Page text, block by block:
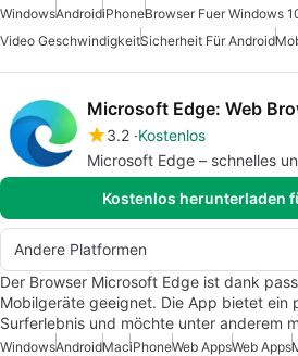
WindowsAndroidiPhoneBrowser Fuer Windows
Video GeschwindigkeitSicherheit Für Android
Microsoft Edge: Web
3.2 Kostenlos
Microsoft Edge – schnelles
Kostenlos herunterladen
Andere Platformen
Der Browser Microsoft Edge ist dank
Mobilgeräte geeignet. Die App bietet ein
Surferlebnis und möchte unter anderem
WindowsAndroidMaciPhoneWeb AppsWeb Apps